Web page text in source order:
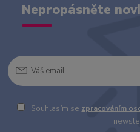
Nepropásněte
Souhlasím se zpracováním